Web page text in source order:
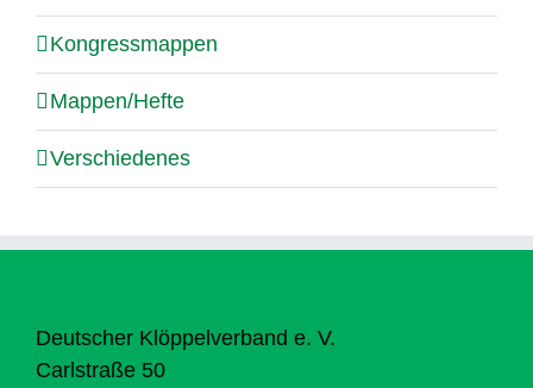
Kongressmappen
Mappen/Hefte
Verschiedenes
Deutscher Klöppelverband e. V.
Carlstraße 50